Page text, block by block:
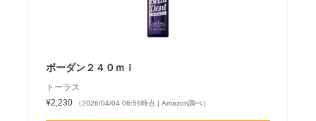
ボーダン２４０ｍｌ
トーラス
¥2,230
（2026/04/04 06:56時点 | Amazon調べ）